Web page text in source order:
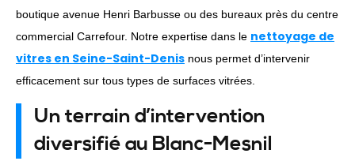
boutique avenue Henri Barbusse ou des bureaux près du centre
commercial Carrefour. Notre expertise dans le nettoyage de
vitres en Seine-Saint-Denis nous permet d’intervenir
efficacement sur tous types de surfaces vitrées.
Un terrain d’intervention
diversifié au Blanc-Mesnil